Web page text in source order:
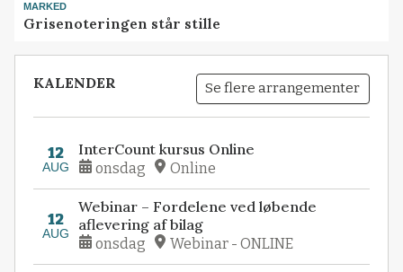
MARKED
Grisenoteringen står stille
KALENDER Se flere arrangementer
12
AUG
InterCount kursus Online
onsdag Online
12
AUG
Webinar – Fordelene ved løbende
aflevering af bilag
onsdag Webinar - ONLINE